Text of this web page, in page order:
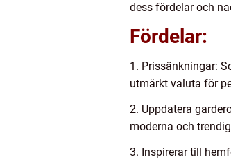
dess fördelar och
Fördelar:
1. Prissänkningar:
utmärkt valuta för
2. Uppdatera
moderna och
3. Inspirerar till